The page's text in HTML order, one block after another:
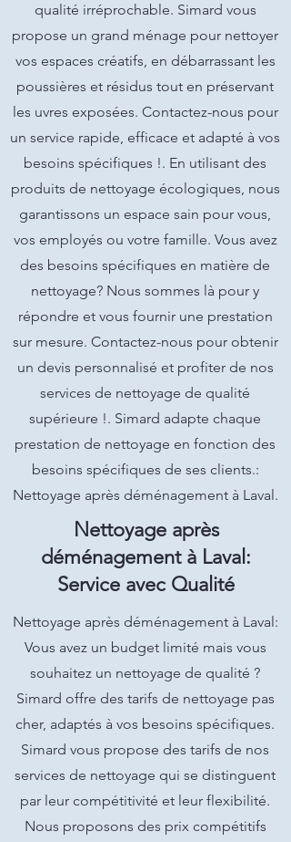
qualité irréprochable. Simard vous
propose un grand ménage pour nettoyer
vos espaces créatifs, en débarrassant les
poussières et résidus tout en préservant
les uvres exposées. Contactez-nous pour
un service rapide, efficace et adapté à vos
besoins spécifiques !. En utilisant des
produits de nettoyage écologiques, nous
garantissons un espace sain pour vous,
vos employés ou votre famille. Vous avez
des besoins spécifiques en matière de
nettoyage? Nous sommes là pour y
répondre et vous fournir une prestation
sur mesure. Contactez-nous pour obtenir
un devis personnalisé et profiter de nos
services de nettoyage de qualité
supérieure !. Simard adapte chaque
prestation de nettoyage en fonction des
besoins spécifiques de ses clients.:
Nettoyage après déménagement à Laval.
Nettoyage après
déménagement à Laval:
Service avec Qualité
Nettoyage après déménagement à Laval:
Vous avez un budget limité mais vous
souhaitez un nettoyage de qualité ?
Simard offre des tarifs de nettoyage pas
cher, adaptés à vos besoins spécifiques.
Simard vous propose des tarifs de nos
services de nettoyage qui se distinguent
par leur compétitivité et leur flexibilité.
Nous proposons des prix compétitifs